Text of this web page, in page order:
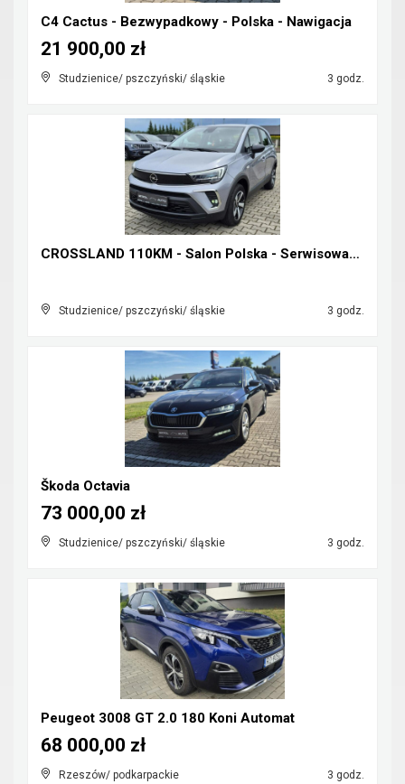
C4 Cactus - Bezwypadkowy - Polska - Nawigacja
Studzienice/ pszczyński/ śląskie 3 godz.
21 900,00 zł
CROSSLAND 110KM - Salon Polska - Serwisowany w ASO...
Studzienice/ pszczyński/ śląskie 3 godz.
Škoda Octavia
Studzienice/ pszczyński/ śląskie 3 godz.
73 000,00 zł
Peugeot 3008 GT 2.0 180 Koni Automat
Rzeszów/ podkarpackie 3 godz.
68 000,00 zł